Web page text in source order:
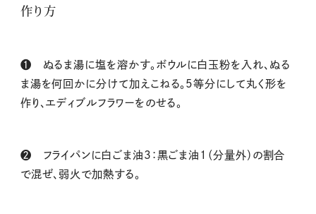
作り方
❶ ぬるま湯に塩を溶かす。ボウルに白玉粉を入れ、ぬる
ま湯を何回かに分けて加えこねる。5等分にして丸く形を
作り、エディブルフラワーをのせる。
❷ フライパンに白ごま油3：黒ごま油1（分量外）の割合
で混ぜ、弱火で加熱する。